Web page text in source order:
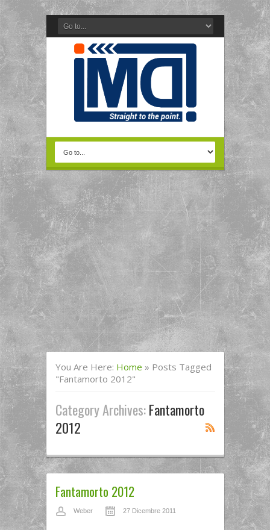
You Are Here: Home » Posts Tagged
"fantamorto 2012"
Category Archives:Fantamorto
2012
Fantamorto 2012
Weber 27 Dicembre 2011